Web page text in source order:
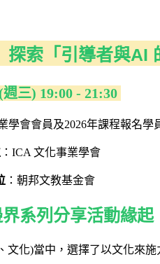
索「引導者與AI
週三) 19:00 - 21:30
學會會員及2026年課程報名學
：ICA 文化事業學會
：朝邦文教基金會
系列分享活動緣起
)當中，選擇了以文化來施